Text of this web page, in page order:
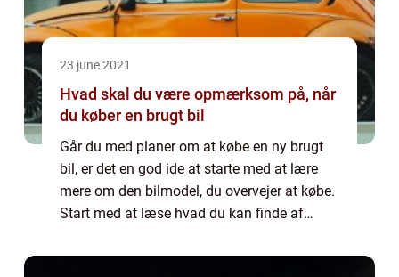
23 june 2021
Hvad skal du være opmærksom på, når
du køber en brugt bil
Går du med planer om at købe en ny brugt
bil, er det en god ide at starte med at lære
mere om den bilmodel, du overvejer at købe.
Start med at læse hvad du kan finde af
være forskel på hvilken år bilen er...